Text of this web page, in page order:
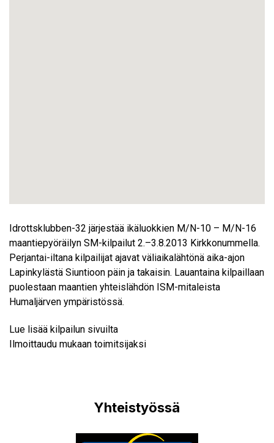
Idrottsklubben-32 järjestää ikäluokkien M/N-10 – M/N-16
maantiepyöräilyn SM-kilpailut 2.–3.8.2013 Kirkkonummella.
Perjantai-iltana kilpailijat ajavat väliaikalähtönä aika-ajon
Lapinkylästä Siuntioon päin ja takaisin. Lauantaina kilpaillaan
puolestaan maantien yhteislähdön ISM-mitaleista
Humaljärven ympäristössä.
Lue lisää kilpailun sivuilta
Ilmoittaudu mukaan toimitsijaksi
Yhteistyössä